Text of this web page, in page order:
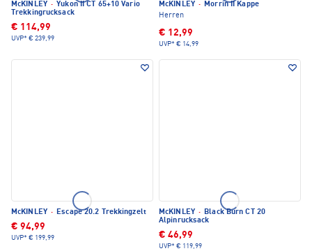
McKINLEY · Yukon II CT 65+10 Vario
Trekkingrucksack
€ 114,99
UVP* € 239,99
McKINLEY · Morrin II Kappe
Herren
€ 12,99
UVP* € 14,99
McKINLEY · Escape 20.2 Trekkingzelt
€ 94,99
UVP* € 199,99
McKINLEY · Black Burn CT 20
Alpinrucksack
€ 46,99
UVP* € 119,99